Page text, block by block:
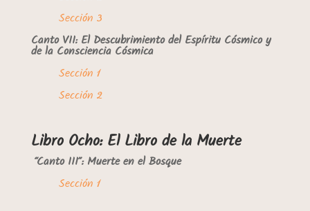
Sección 3
Canto VII: El Descubrimiento del Espíritu Cósmico y
de la Consciencia Cósmica
Sección 1
Sección 2
Libro Ocho: El Libro de la Muerte
“Canto III”: Muerte en el Bosque
Sección 1